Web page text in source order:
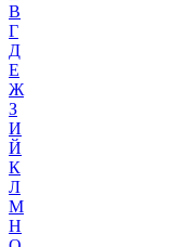
В
Г
Д
Е
Ж
З
И
Й
К
Л
М
Н